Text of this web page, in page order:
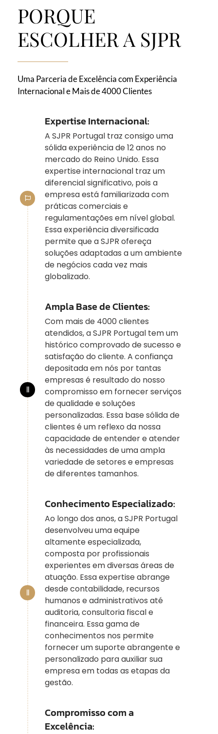
PORQUE
ESCOLHER A SJPR
Uma Parceria de Excelência com Experiência
Internacional e Mais de 4000 Clientes
Expertise Internacional:
A SJPR Portugal traz consigo uma
sólida experiência de 12 anos no
mercado do Reino Unido. Essa
expertise internacional traz um
diferencial significativo, pois a
empresa está familiarizada com
práticas comerciais e
regulamentações em nível global.
Essa experiência diversificada
permite que a SJPR ofereça
soluções adaptadas a um ambiente
de negócios cada vez mais
globalizado.
Ampla Base de Clientes:
Com mais de 4000 clientes
atendidos, a SJPR Portugal tem um
histórico comprovado de sucesso e
satisfação do cliente. A confiança
depositada em nós por tantas
empresas é resultado do nosso
compromisso em fornecer serviços
de qualidade e soluções
personalizadas. Essa base sólida de
clientes é um reflexo da nossa
capacidade de entender e atender
às necessidades de uma ampla
variedade de setores e empresas
de diferentes tamanhos.
Conhecimento Especializado:
Ao longo dos anos, a SJPR Portugal
desenvolveu uma equipe
altamente especializada,
composta por profissionais
experientes em diversas áreas de
atuação. Essa expertise abrange
desde contabilidade, recursos
humanos e administrativos até
auditoria, consultoria fiscal e
financeira. Essa gama de
conhecimentos nos permite
fornecer um suporte abrangente e
personalizado para auxiliar sua
empresa em todas as etapas da
gestão.
Compromisso com a
Excelência: